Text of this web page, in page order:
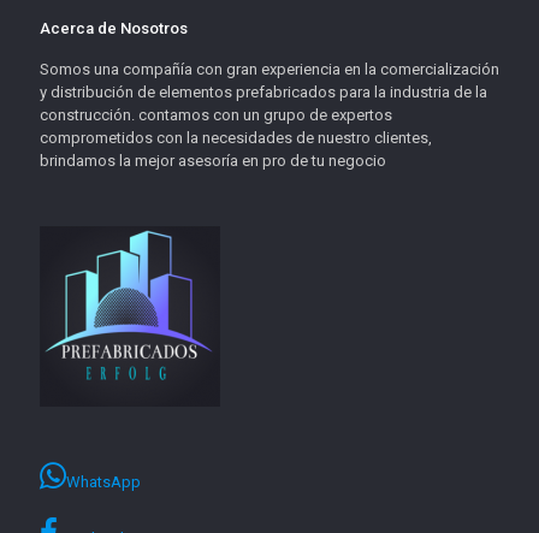
Acerca de Nosotros
Somos una compañía con gran experiencia en la comercialización
y distribución de elementos prefabricados para la industria de la
construcción. contamos con un grupo de expertos
comprometidos con la necesidades de nuestro clientes,
brindamos la mejor asesoría en pro de tu negocio
WhatsApp